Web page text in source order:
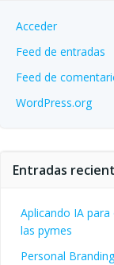
Acceder
Feed de entradas
Feed de
WordPress.org
Entradas
Aplicando IA
las pymes
Personal